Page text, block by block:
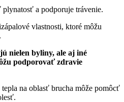
a podporuje trávenie.
vlastnosti, ktoré môžu
nielen byliny, ale aj iné
podporovať zdravie
tepla na oblasť brucha môže pomôcť